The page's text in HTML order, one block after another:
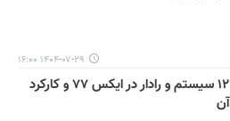
۱۴۰۴-۰۷-۲۹ ۱۶:۰۰
۱۲ سیستم و رادار در ایکس ۷۷ و کارکرد
آن